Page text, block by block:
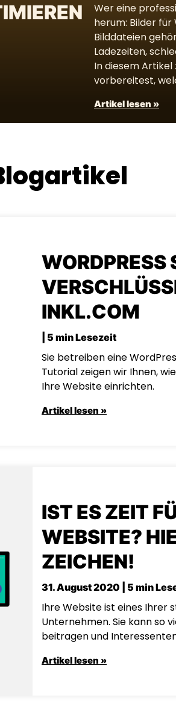
Wer eine
herum: Bilder
Bilddateien
Ladezeiten,
In diesem
vorbereitest,
Artikel lesen »
WORDPRESS
INKL.COM
| 5 min Lesezeit
Sie betreiben eine
Tutorial zeigen wir Ihnen,
Ihre Website einrichten.
Artikel lesen »
IST ES ZEIT
WEBSITE?
ZEICHEN!
31. August 2020 | 5 min
Ihre Website ist eines Ihrer
Unternehmen. Sie kann so
beitragen und
Artikel lesen »